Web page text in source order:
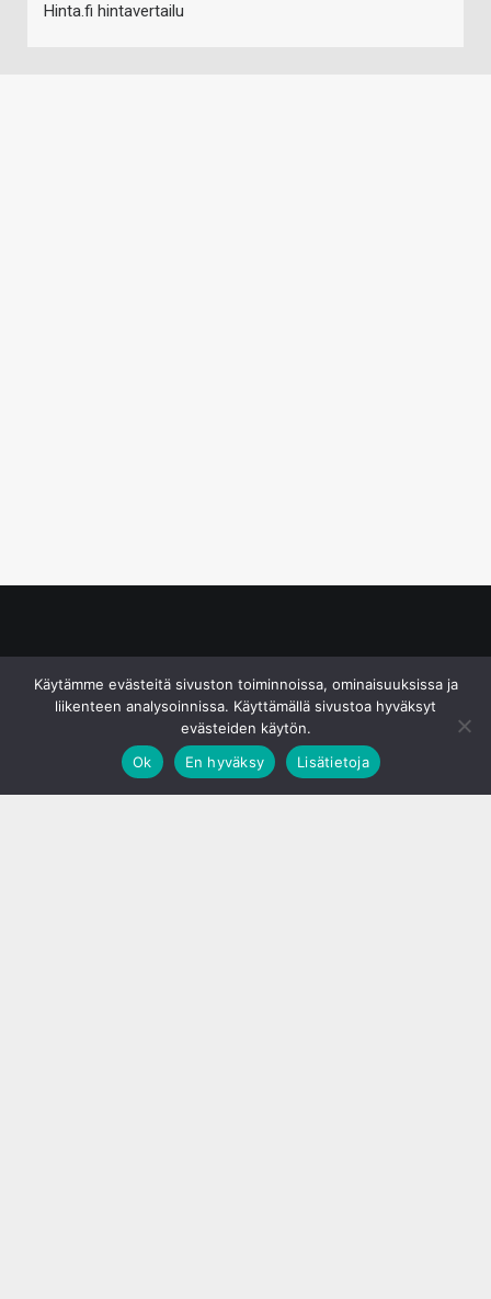
Hinta.fi hintavertailu
Käytämme evästeitä sivuston toiminnoissa, ominaisuuksissa ja
liikenteen analysoinnissa. Käyttämällä sivustoa hyväksyt
evästeiden käytön.
Ok
En hyväksy Lisätietoja